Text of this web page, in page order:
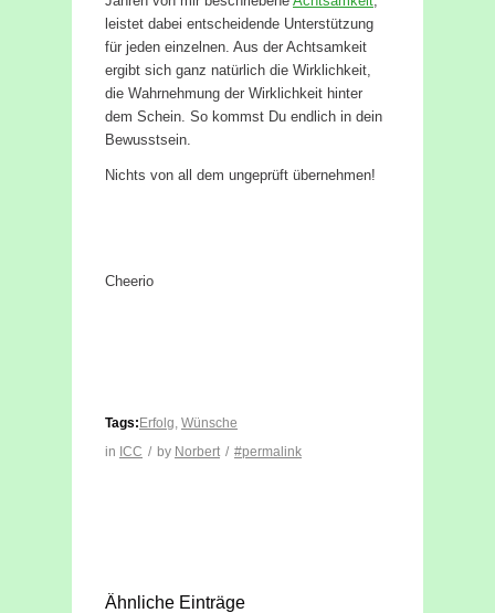
leistet dabei entscheidende Unterstützung
für jeden einzelnen. Aus der Achtsamkeit
ergibt sich ganz natürlich die Wirklichkeit,
die Wahrnehmung der Wirklichkeit hinter
dem Schein. So kommst Du endlich in dein
Bewusstsein.
Nichts von all dem ungeprüft übernehmen!
Cheerio
Tags:Erfolg Wünsche
in ICC / by Norbert / #permalink
Ähnliche Einträge